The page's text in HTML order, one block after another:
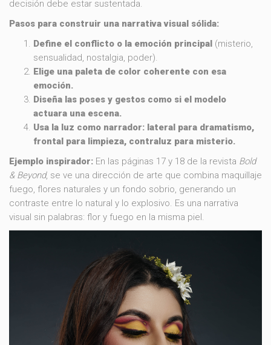
decisión debe estar sustentada.
Pasos para construir una narrativa visual sólida:
Define el conflicto o la emoción principal (misterio,
sensualidad, nostalgia, poder).
Elige una paleta de color coherente con esa
emoción.
Diseña las poses y gestos como si el modelo
actuara una escena.
Usa la luz como narrador: lateral para dramatismo,
frontal para limpieza, contraluz para misterio.
Ejemplo inspirador: En las páginas 17 y 18 de la revista Bold
& Beyond, se ve una dirección de arte que combina maquillaje
fuego, flores naturales y un fondo sobrio, generando un
contraste entre lo natural y lo explosivo. Es una narrativa
visual sin palabras: flor y fuego en la misma piel.